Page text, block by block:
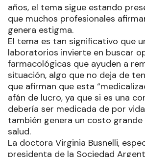
años, el tema sigue estando
que muchos profesionales
genera estigma.
El tema es tan significativo que
laboratorios invierte en buscar
farmacológicas que ayuden a
situación, algo que no deja de
que afirman que esta
afán de lucro, ya que si es una
debería ser medicada de por
también genera un costo
salud.
La doctora Virginia Busnelli,
presidenta de la Sociedad